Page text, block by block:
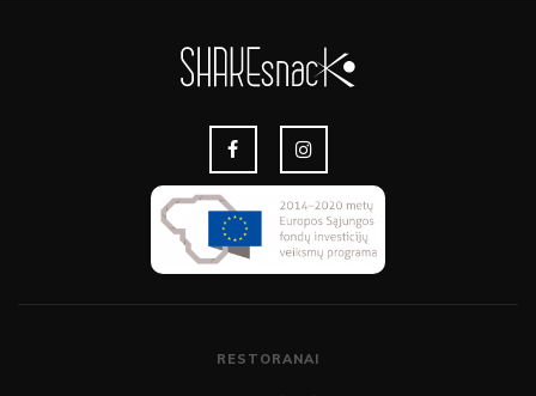
RESTORANAI